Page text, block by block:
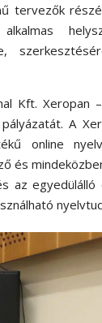
tervezők
Kft. Xeropan
A
online
és
az